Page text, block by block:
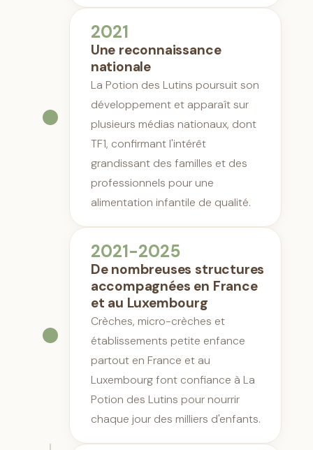
2021
Une reconnaissance
nationale
La Potion des Lutins poursuit son
développement et apparaît sur
plusieurs médias nationaux, dont
TF1, confirmant l'intérêt
grandissant des familles et des
professionnels pour une
alimentation infantile de qualité.
2021-2025
De nombreuses structures
accompagnées en France
et au Luxembourg
Crèches, micro-crèches et
établissements petite enfance
partout en France et au
Luxembourg font confiance à La
Potion des Lutins pour nourrir
chaque jour des milliers d'enfants.